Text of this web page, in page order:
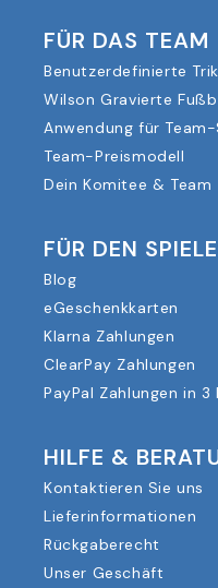
FÜR DAS TEAM
Benutzerdefinierte
Wilson Gravierte
Anwendung für
Team-Preismodell
Dein Komitee & Team
FÜR DEN
Blog
eGeschenkkarten
Klarna Zahlungen
ClearPay Zahlungen
PayPal Zahlungen in 3
HILFE &
Kontaktieren Sie uns
Lieferinformationen
Rückgaberecht
Unser Geschäft